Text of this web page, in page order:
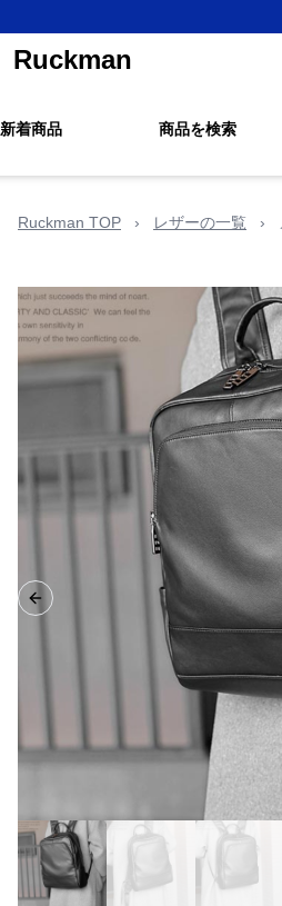
Ruckman
新着商品 商品を検索
Ruckman TOP › レザーの一覧 ›
Previous slide